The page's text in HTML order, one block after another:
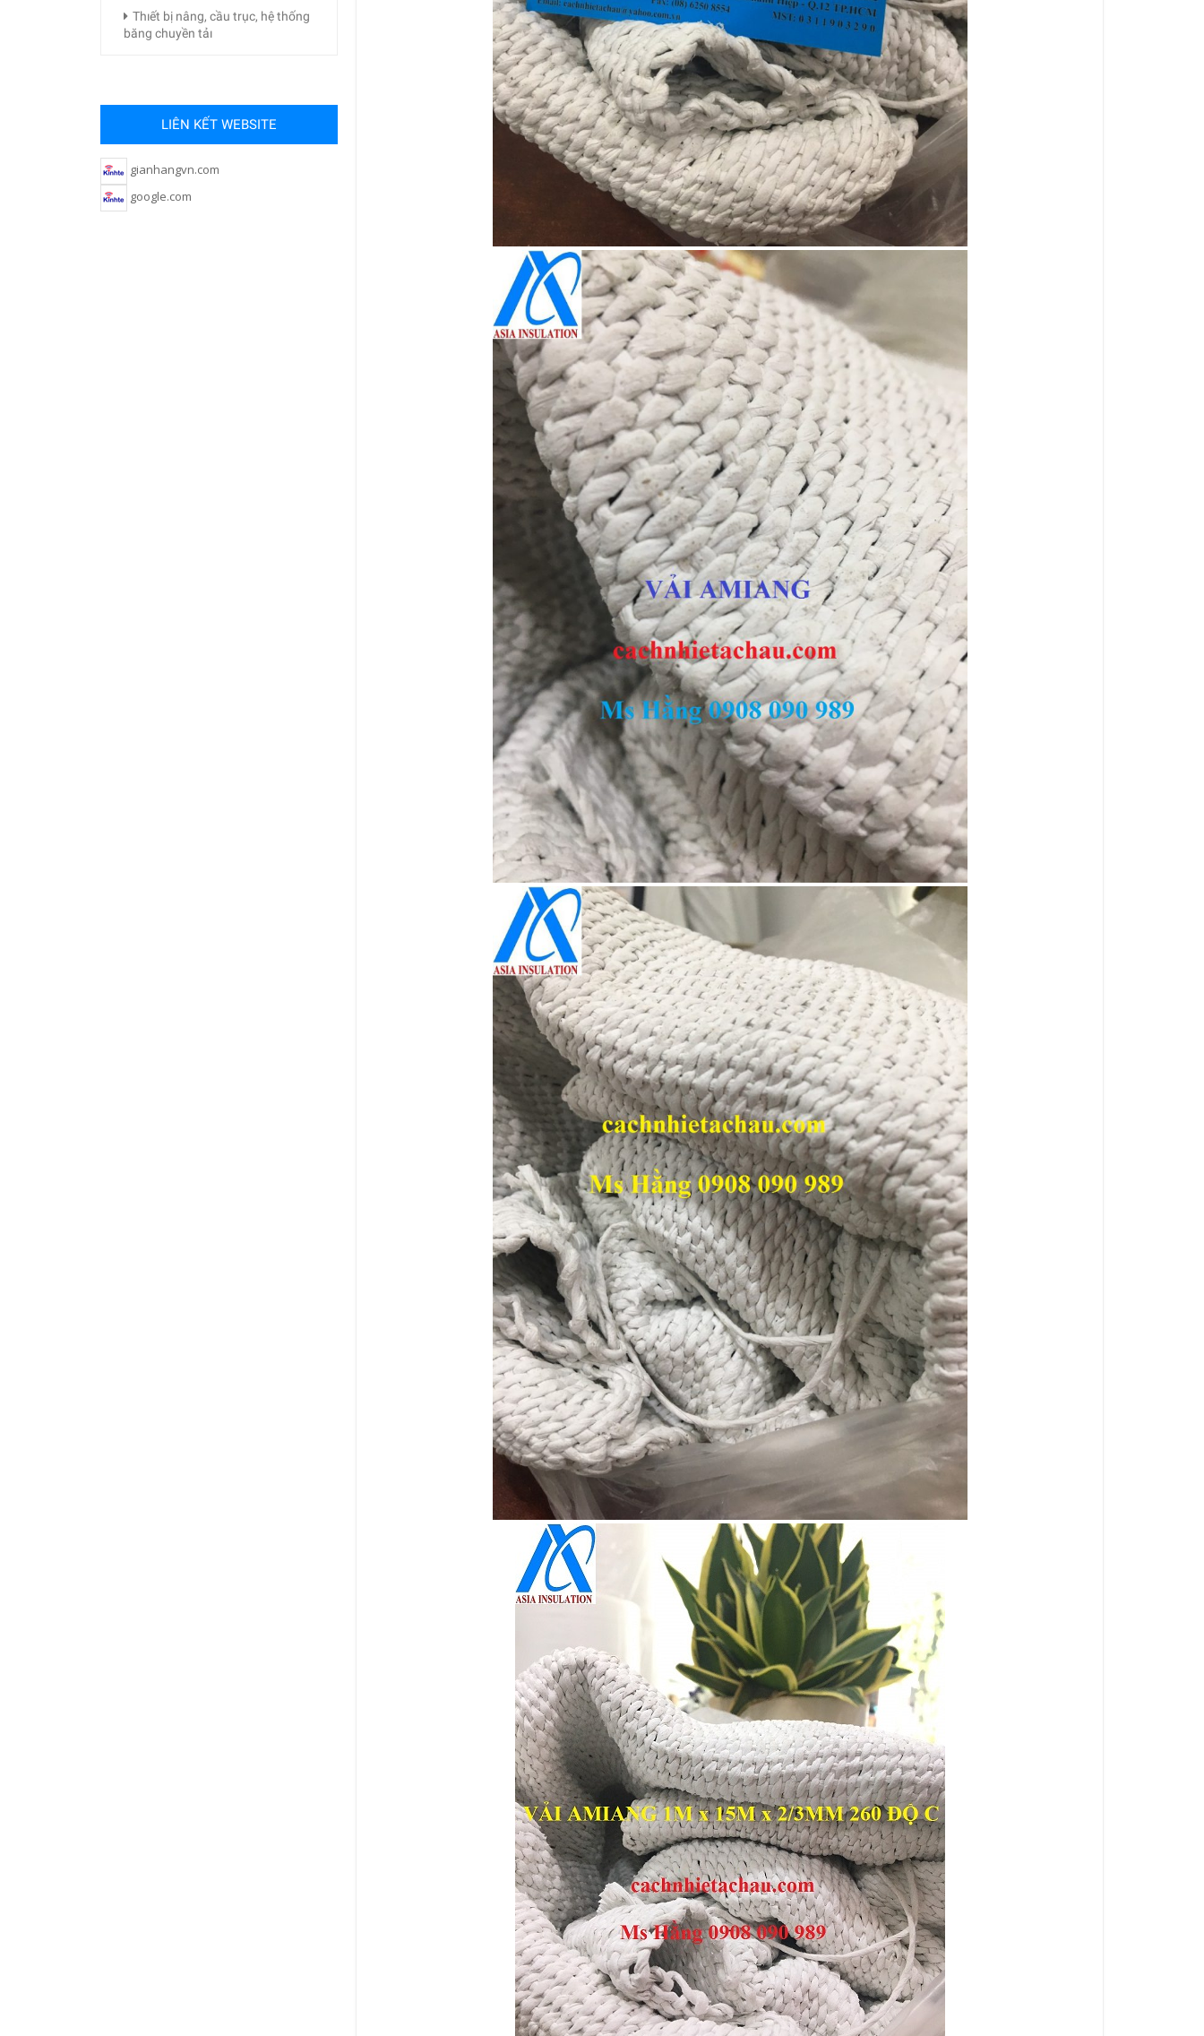
Thıết bị nâng, cầu trục, hệ thống
băng chuyền tảı
LIÊN KẾT WEBSITE
gianhangvn.com
google.com